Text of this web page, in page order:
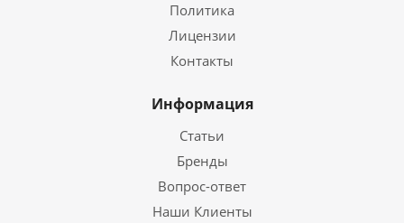
Политика
Лицензии
Контакты
Информация
Статьи
Бренды
Вопрос-ответ
Наши Клиенты